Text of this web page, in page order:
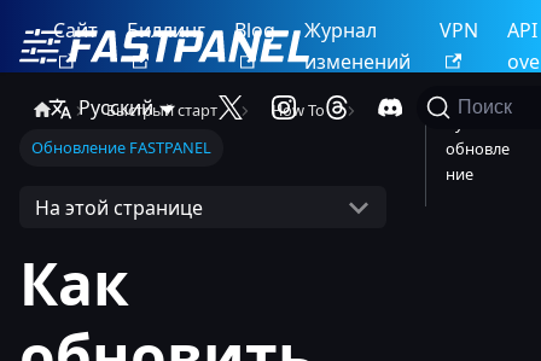
Сайт Биллинг Blog
Журнал
изменений
VPN
API
Русский
Поиск
Быстрый старт
How To
Обновление FASTPANEL
На этой странице
Как
Ручное
обновле
ние